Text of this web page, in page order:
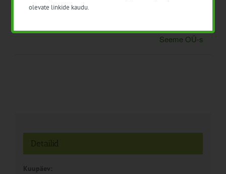
Kiirekasvuline hübriidhaab
programmi raames Rannu
Seeme OÜ-s
Detailid
Kuupäev:
olevate linkide kaudu.